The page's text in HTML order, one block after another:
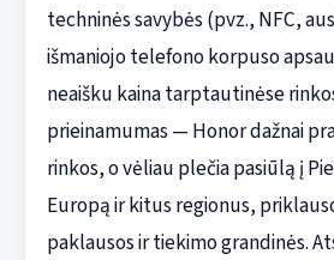
techninės savybės (pvz., NFC,
išmaniojo telefono korpuso
neaišku kaina tarptautinėse
prieinamumas — Honor dažnai
rinkos, o vėliau plečia pasiūlą į
Europą ir kitus regionus,
paklausos ir tiekimo grandinės.